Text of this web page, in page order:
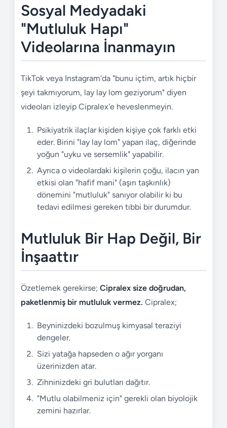
Sosyal Medyadaki
"Mutluluk Hapı"
Videolarına İnanmayın
TikTok veya Instagram'da "bunu içtim, artık hiçbir
şeyi takmıyorum, lay lay lom geziyorum" diyen
videoları izleyip Cipralex'e heveslenmeyin.
Psikiyatrik ilaçlar kişiden kişiye çok farklı etki
eder. Birini "lay lay lom" yapan ilaç, diğerinde
yoğun "uyku ve sersemlik" yapabilir.
Ayrıca o videolardaki kişilerin çoğu, ilacın yan
etkisi olan "hafif mani" (aşırı taşkınlık)
dönemini "mutluluk" sanıyor olabilir ki bu
tedavi edilmesi gereken tıbbi bir durumdur.
Mutluluk Bir Hap Değil, Bir
İnşaattır
Özetlemek gerekirse; Cipralex size doğrudan,
paketlenmiş bir mutluluk vermez. Cipralex;
Beyninizdeki bozulmuş kimyasal teraziyi
dengeler.
Sizi yatağa hapseden o ağır yorganı
üzerinizden atar.
Zihninizdeki gri bulutları dağıtır.
"Mutlu olabilmeniz için" gerekli olan biyolojik
zemini hazırlar.